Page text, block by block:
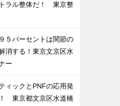
ラル整体だ！ 東京整
５パーセントは関節の
消する！東京文京区水
ー
ィックとPNFの応用発
東京都文京区水道橋